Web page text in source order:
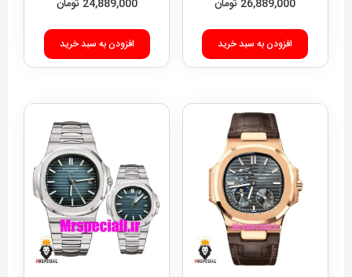
26,889,000 تومان
افزودن به سبد خرید
24,889,000 تومان
افزودن به سبد خرید